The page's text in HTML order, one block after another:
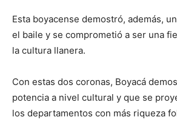
Esta boyacense demostró, además,
el baile y se comprometió a ser una
la cultura llanera.
Con estas dos coronas, Boyacá
potencia a nivel cultural y que se
los departamentos con más riqueza